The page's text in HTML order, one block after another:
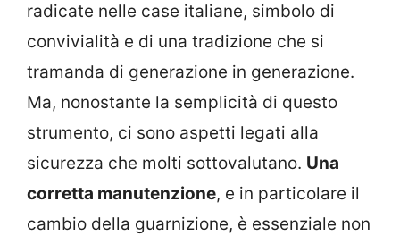
radicate nelle case italiane, simbolo di
convivialità e di una tradizione che si
tramanda di generazione in generazione.
Ma, nonostante la semplicità di questo
strumento, ci sono aspetti legati alla
sicurezza che molti sottovalutano. Una
corretta manutenzione, e in particolare il
cambio della guarnizione, è essenziale non